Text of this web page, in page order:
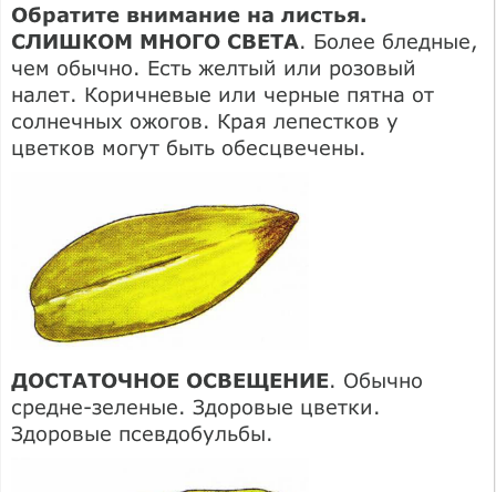
Обратите внимание на листья.
СЛИШКОМ МНОГО СВЕТА. Более бледные,
чем обычно. Есть желтый или розовый
налет. Коричневые или черные пятна от
солнечных ожогов. Края лепестков у
цветков могут быть обесцвечены.
ДОСТАТОЧНОЕ ОСВЕЩЕНИЕ. Обычно
средне-зеленые. Здоровые цветки.
Здоровые псевдобульбы.